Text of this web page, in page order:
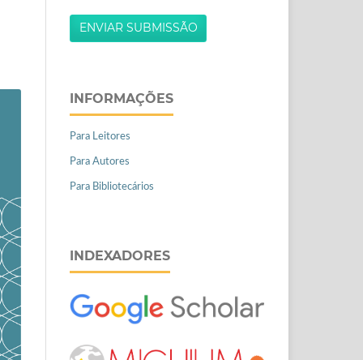
ENVIAR SUBMISSÃO
INFORMAÇÕES
Para Leitores
Para Autores
Para Bibliotecários
INDEXADORES